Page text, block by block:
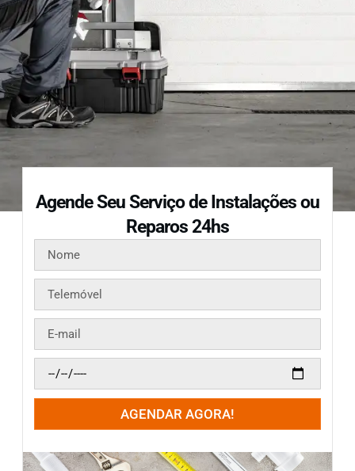
Agende Seu Serviço de Instalações ou
Reparos 24hs
AGENDAR AGORA!